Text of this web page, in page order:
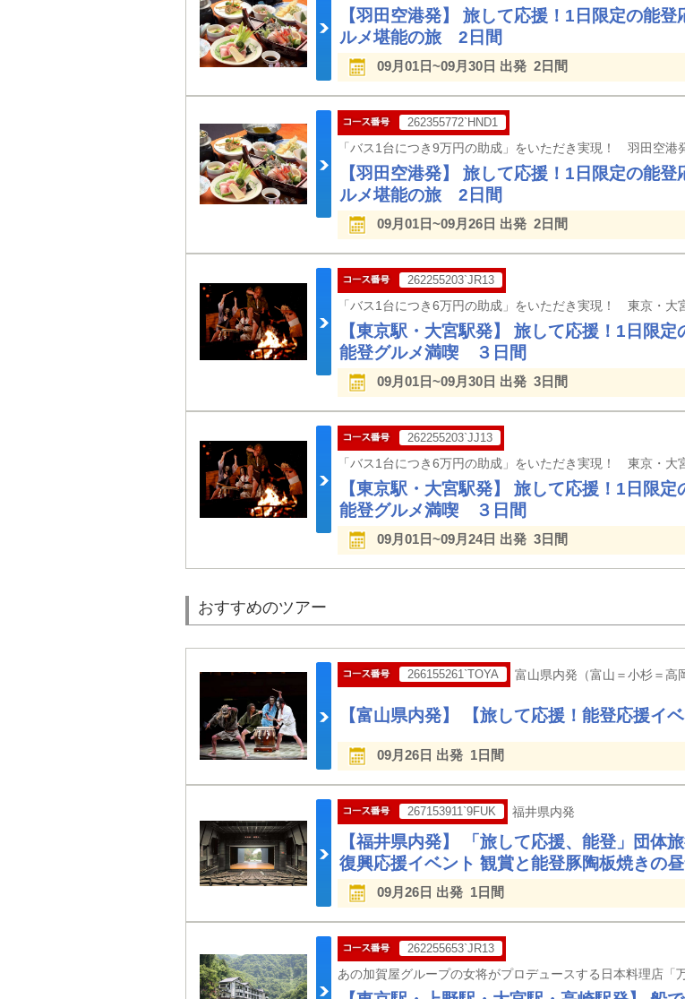
【羽田空港発】 旅して応援！1日限定の能
ルメ堪能の旅 2日間
09月01日~09月30日 出発 2日間
262355772`HND1
【羽田空港発】 旅して応援！1日限定の能
ルメ堪能の旅 2日間
09月01日~09月26日 出発 2日間
262255203`JR13
【東京駅・大宮駅発】 旅して応援！1日限
能登グルメ満喫 ３日間
09月01日~09月30日 出発 3日間
262255203`JJ13
【東京駅・大宮駅発】 旅して応援！1日限
能登グルメ満喫 ３日間
09月01日~09月24日 出発 3日間
おすすめのツアー
266155261`TOYA 富山県内発（富山＝小杉＝高
【富山県内発】 【旅して応援！能登応援
09月26日 出発 1日間
267153911`9FUK 福井県内発
【福井県内発】 「旅して応援、能登」団
復興応援イベント 観賞と能登豚陶板焼きの
09月26日 出発 1日間
262255653`JR13